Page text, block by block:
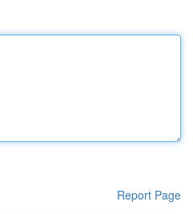
Report Page